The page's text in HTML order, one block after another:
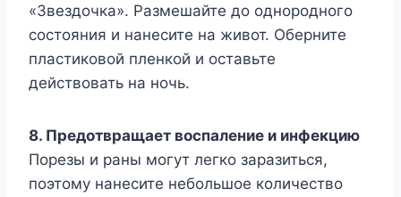
«Звездочка». Размешайте до однородного
состояния и нанесите на живот. Оберните
пластиковой пленкой и оставьте
действовать на ночь.
8. Предотвращает воспаление и инфекцию
Порезы и раны могут легко заразиться,
поэтому нанесите небольшое количество